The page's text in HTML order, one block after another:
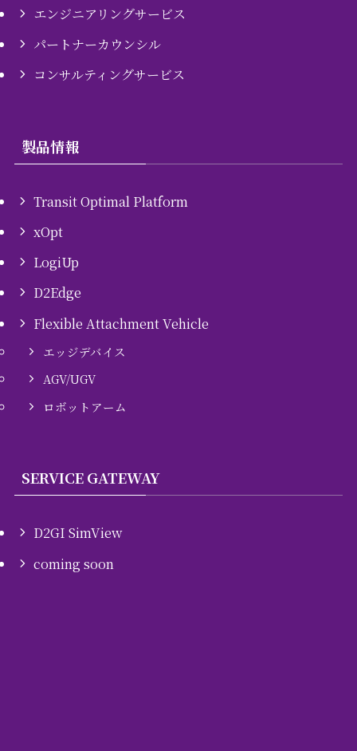
エンジニアリングサービス
パートナーカウンシル
コンサルティングサービス
製品情報
Transit Optimal Platform
xOpt
LogiUp
D2Edge
Flexible Attachment Vehicle
エッジデバイス
AGV/UGV
ロボットアーム
SERVICE GATEWAY
D2GI SimView
coming soon